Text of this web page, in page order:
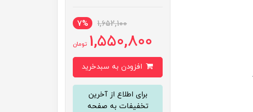
1,652,100
7%
1,550,800 تومان
برای اطلاع از آخرین
تخفیفات به صفحه